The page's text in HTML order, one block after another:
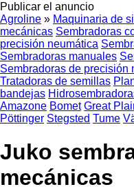
Publicar el anuncio
Agroline » Maquinaria de
mecánicas Sembradoras
precisión neumática
Sembradoras manuales
Sembradoras de precisión
Tratadoras de semillas
bandejas
Amazone Bomet Great
Pöttinger Stegsted Tume
Juko
mecánicas